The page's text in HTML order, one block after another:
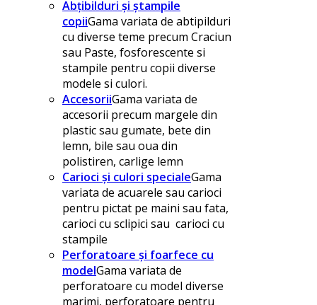
Abțibilduri și ștampile
copiiGama variata de abtipilduri
cu diverse teme precum Craciun
sau Paste, fosforescente si
stampile pentru copii diverse
modele si culori.
AccesoriiGama variata de
accesorii precum margele din
plastic sau gumate, bete din
lemn, bile sau oua din
polistiren, carlige lemn
Carioci și culori specialeGama
variata de acuarele sau carioci
pentru pictat pe maini sau fata,
carioci cu sclipici sau carioci cu
stampile
Perforatoare și foarfece cu
modelGama variata de
perforatoare cu model diverse
marimi, perforatoare pentru